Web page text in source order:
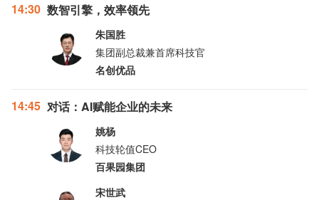
14:30 数智引擎，效率领先
朱国胜
集团副总裁兼首席科技官
名创优品
14:45 对话：AI赋能企业的未来
姚杨
科技轮值CEO
百果园集团
宋世武